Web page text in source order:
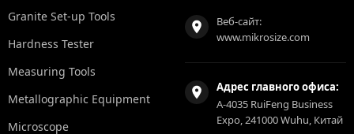
Granite Set-up Tools
Hardness Tester
Measuring Tools
Metallographic Equipment
Microscope
Веб-сайт:
www.mikrosize.com
Адрес главного офиса:
A-4035 RuiFeng Business
Expo, 241000 Wuhu, Китай